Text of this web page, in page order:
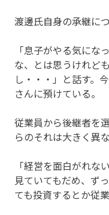
渡邊氏自身の承継に
「息子がやる気にな
な、とは思うけれど
し・・・」と話す。
さんに預けている。
従業員から後継者を
らのそれは大きく異な
「経営を面白がれな
見ていてもだめ、ず
ても投資するとか従